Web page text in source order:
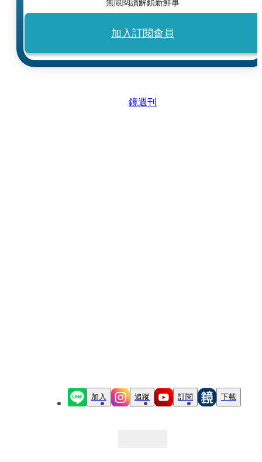
加入訂閱會員
鏡週刊
加入 追蹤 訂閱 下載